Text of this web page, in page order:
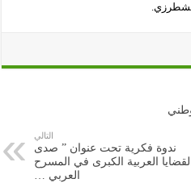
التالي
ندوة فكرية تحت عنوان ” صدى
القضايا العربية الكبرى في المسرح
العربي …